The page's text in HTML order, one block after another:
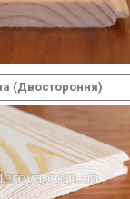
(Двостороння)